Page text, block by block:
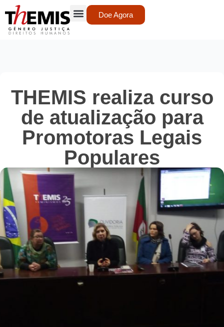
Doe Agora
THEMIS realiza curso
de atualização para
Promotoras Legais
Populares